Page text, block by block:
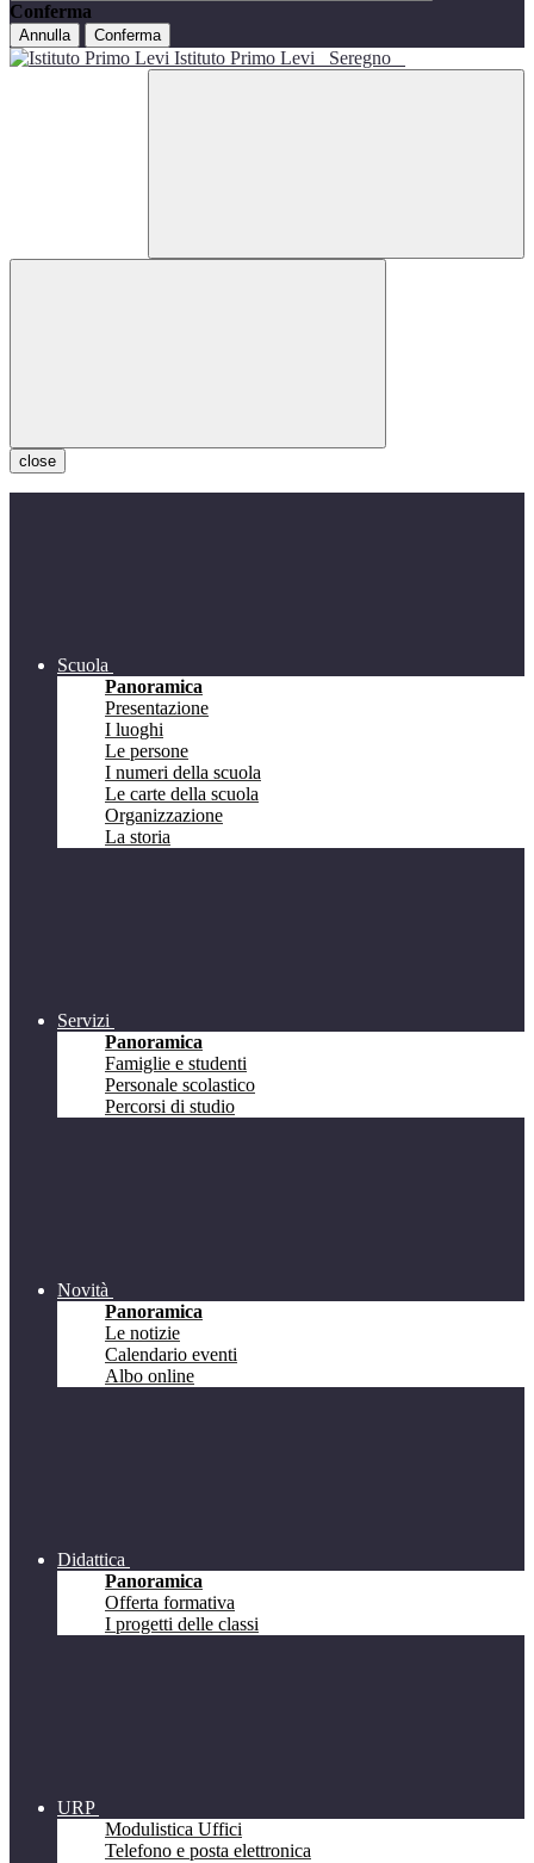
Conferma
Annulla Conferma
Istituto Primo Levi Seregno
close
Scuola
Panoramica
Presentazione
I luoghi
Le persone
I numeri della scuola
Le carte della scuola
Organizzazione
La storia
Servizi
Panoramica
Famiglie e studenti
Personale scolastico
Percorsi di studio
Novità
Panoramica
Le notizie
Calendario eventi
Albo online
Didattica
Panoramica
Offerta formativa
I progetti delle classi
URP
Modulistica Uffici
Telefono e posta elettronica